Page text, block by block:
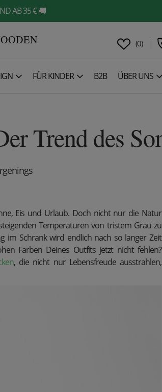
AB 35 € 🚚
(0)
FÜR KINDER B2B ÜBER UNS
Trend des
Eis und Urlaub. Doch nicht nur die Natur
Temperaturen von tristem Grau zu
im Schrank wird endlich nach so langer Zeit
Farben Deines Outfits jetzt nicht fehlen?
, die nicht nur Lebensfreude ausstrahlen,